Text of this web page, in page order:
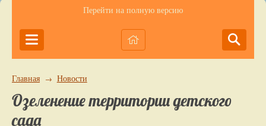
Перейти на полную версию
Главная → Новости
Озеленение территории детского
сада